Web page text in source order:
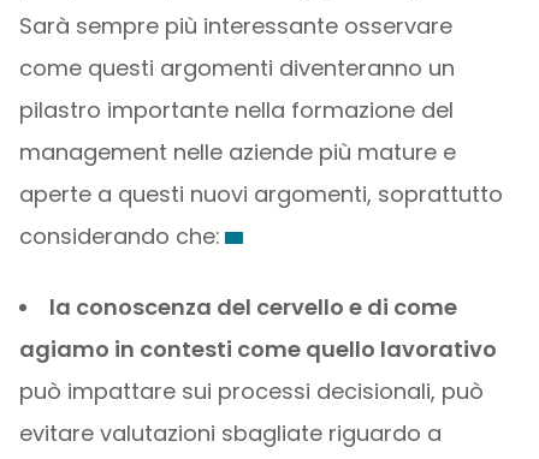
Sarà sempre più interessante osservare
come questi argomenti diventeranno un
pilastro importante nella formazione del
management nelle aziende più mature e
aperte a questi nuovi argomenti, soprattutto
considerando che:
la conoscenza del cervello e di come
agiamo in contesti come quello lavorativo
può impattare sui processi decisionali, può
evitare valutazioni sbagliate riguardo a